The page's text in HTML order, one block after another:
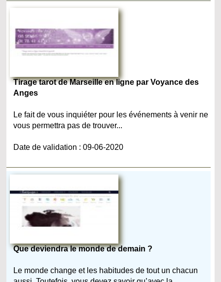
Tirage tarot de Marseille en ligne par Voyance des
Anges
Le fait de vous inquiéter pour les événements à venir ne
vous permettra pas de trouver...
Date de validation : 09-06-2020
Que deviendra le monde de demain ?
Le monde change et les habitudes de tout un chacun